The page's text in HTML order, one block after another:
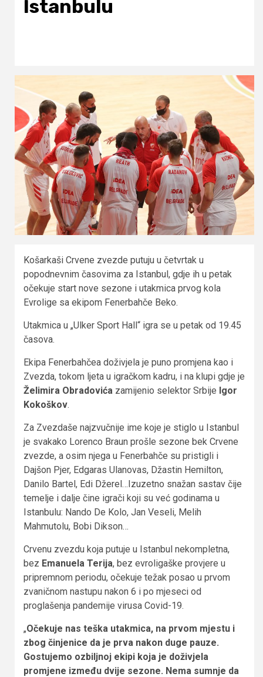
Istanbulu
Košarkaši Crvene zvezde putuju u četvrtak u
popodnevnim časovima za Istanbul, gdje ih u petak
očekuje start nove sezone i utakmica prvog kola
Evrolige sa ekipom Fenerbahče Beko.
Utakmica u „Ulker Sport Hall“ igra se u petak od 19.45
časova.
Ekipa Fenerbahčea doživjela je puno promjena kao i
Zvezda, tokom ljeta u igračkom kadru, i na klupi gdje je
Želimira Obradovića zamijenio selektor Srbije Igor
Kokoškov.
Za Zvezdaše najzvučnije ime koje je stiglo u Istanbul
je svakako Lorenco Braun prošle sezone bek Crvene
zvezde, a osim njega u Fenerbahče su pristigli i
Dajšon Pjer, Edgaras Ulanovas, Džastin Hemilton,
Danilo Bartel, Edi Džerel…Izuzetno snažan sastav čije
temelje i dalje čine igrači koji su već godinama u
Istanbulu: Nando De Kolo, Jan Veseli, Melih
Mahmutolu, Bobi Dikson…
Crvenu zvezdu koja putuje u Istanbul nekompletna,
bez Emanuela Terija, bez evroligaške provjere u
pripremnom periodu, očekuje težak posao u prvom
zvaničnom nastupu nakon 6 i po mjeseci od
proglašenja pandemije virusa Covid-19.
„Očekuje nas teška utakmica, na prvom mjestu i
zbog činjenice da je prva nakon duge pauze.
Gostujemo ozbiljnoj ekipi koja je doživjela
promjene između dvije sezone. Nema sumnje da